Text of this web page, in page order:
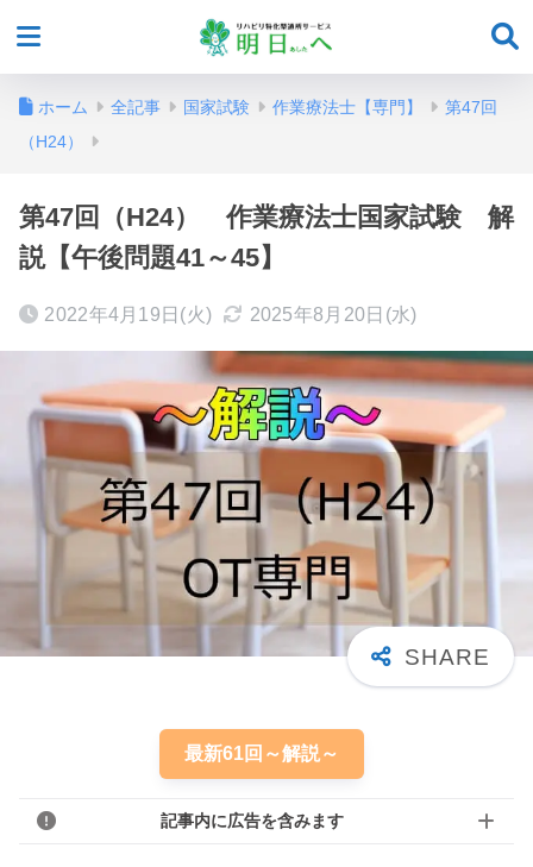
ホーム 全記事 国家試験 作業療法士【専門】
第47回
（H24）
第47回（H24） 作業療法士国家試験 解
説【午後問題41～45】
2022年4月19日(火) 2025年8月20日(水)
最新61回～解説～
記事内に広告を含みます